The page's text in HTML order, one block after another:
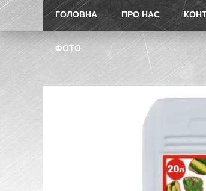
ГОЛОВНА ПРО НАС
ФОТО